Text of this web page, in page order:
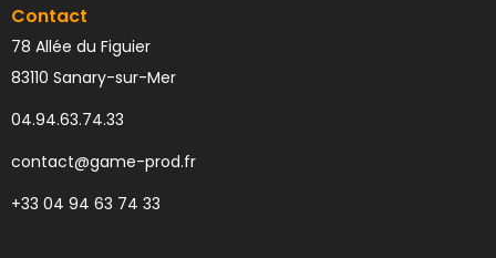
Contact
78 Allée du Figuier
83110 Sanary-sur-Mer
04.94.63.74.33
contact@game-prod.fr
+33 04 94 63 74 33